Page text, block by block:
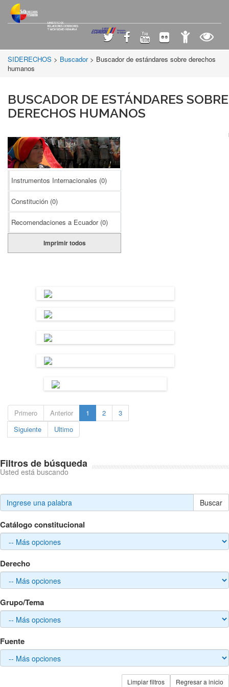
SIDERECHOS > Buscador > Buscador de estándares sobre derechos
humanos
BUSCADOR DE ESTÁNDARES SOBRE
DERECHOS HUMANOS
Instrumentos Internacionales (0)
Constitución (0)
Recomendaciones a Ecuador (0)
Imprimir todos
Primero Anterior 1 2
3
Siguiente
Ultimo
Filtros de búsqueda
Usted está buscando
Buscar
Catálogo constitucional
Derecho
Grupo/Tema
Fuente
Regresar a inicio
Limpiar filtros